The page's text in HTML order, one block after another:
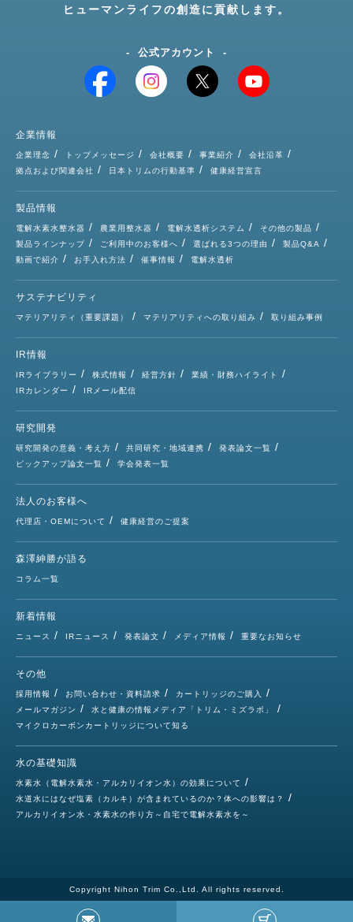
ヒューマンライフの創造に貢献します。
公式アカウント
企業情報
企業理念 トップメッセージ 会社概要 事業紹介
会社沿革
拠点および関連会社
日本トリムの行動基準 健康経営宣言
製品情報
電解水素水整水器 農業用整水器 電解水透析システム
その他の製品
製品ラインナップ
ご利用中のお客様へ 選ばれる3つの理由
製品Q&A
動画で紹介
お手入れ方法 催事情報 電解水透析
サステナビリティ
マテリアリティ（重要課題） マテリアリティへの取り組み 取り組み事例
IR情報
IRライブラリー 株式情報 経営方針
業績・財務ハイライト
IRカレンダー
IRメール配信
研究開発
研究開発の意義・考え方 共同研究・地域連携
発表論文一覧
ピックアップ論文一覧
学会発表一覧
法人のお客様へ
代理店・OEMについて 健康経営のご提案
森澤紳勝が語る
コラム一覧
新着情報
ニュース IRニュース 発表論文 メディア情報 重要なお知らせ
その他
採用情報 お問い合わせ・資料請求
カートリッジのご購入
メールマガジン
水と健康の情報メディア「トリム・ミズラボ」
マイクロカーボンカートリッジについて知る
水の基礎知識
水素水（電解水素水・アルカリイオン水）の効果について
水道水にはなぜ塩素（カルキ）が含まれているのか？体への影響は？
アルカリイオン水・水素水の作り方～自宅で電解水素水を～
Copyright Nihon Trim Co.,Ltd. All rights reserved.